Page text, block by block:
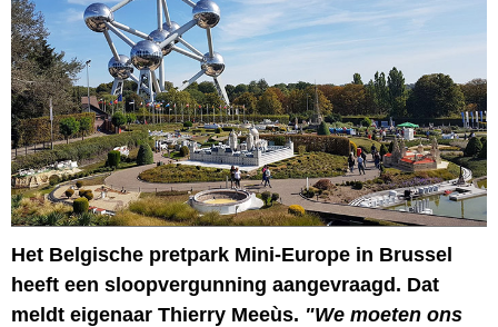
Het Belgische pretpark Mini-Europe in Brussel
heeft een sloopvergunning aangevraagd. Dat
meldt eigenaar Thierry Meeùs. "We moeten ons